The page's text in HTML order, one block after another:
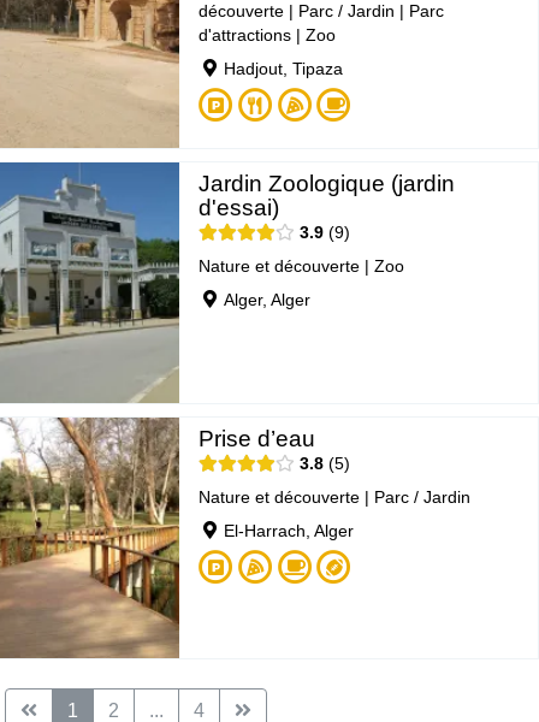
découverte | Parc / Jardin | Parc
d'attractions |Zoo
Hadjout, Tipaza
Jardin Zoologique (jardin
d'essai)
3.9 9
Nature et découverte |Zoo
Alger, Alger
Prise d’eau
3.8 5
Nature et découverte | Parc / Jardin
El-Harrach, Alger
1 2 ... 4